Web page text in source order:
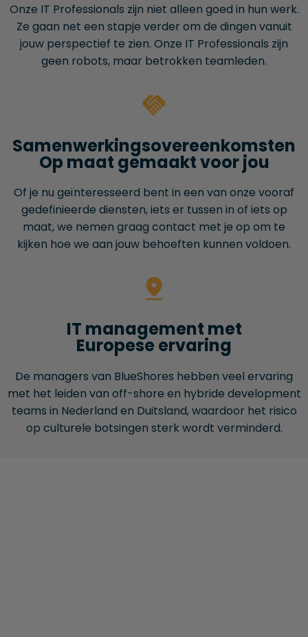
Onze IT Professionals zijn niet alleen goed in hun werk.
Ze gaan net een stapje verder om de dingen vanuit
jouw perspectief te zien. Onze IT Professionals zijn
geen robots, maar betrokken teamleden.
Samenwerkings­overeenkomsten
Op maat gemaakt voor jou
Of je nu geïnteresseerd bent in een van onze vooraf
gedefinieerde diensten, iets er tussen in of iets op
maat, we nemen graag contact met je op om te
kijken hoe we aan jouw behoeften kunnen voldoen.
IT management met
Europese ervaring
De managers van BlueShores hebben veel ervaring
met het leiden van off-shore en hybride development
teams in Nederland en Duitsland, waardoor het risico
op culturele botsingen sterk wordt verminderd.